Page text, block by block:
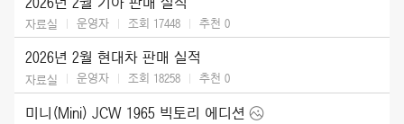
자료실 운영자 조회 17448 추천 0
2026년 2월 현대차 판매 실적
자료실 운영자 조회 18258 추천 0
미니(Mini) JCW 1965 빅토리 에디션